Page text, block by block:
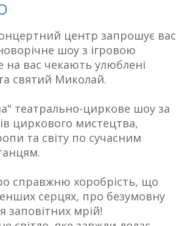
центр запрошує вас
шоу з ігровою
вас чекають улюблені
та святий Миколай.
театрально-циркове шоу за
циркового мистецтва,
та світу по сучасним
справжню хоробрість, що
серцях, про безумовну
заповітних мрій!